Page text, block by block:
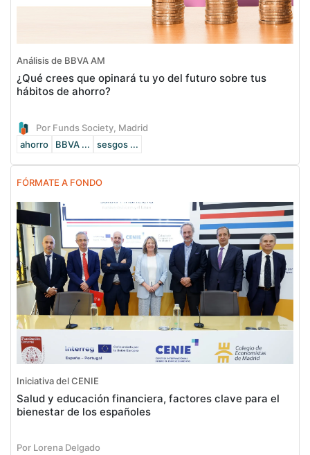
Análisis de BBVA AM
¿Qué crees que opinará tu yo del futuro sobre tus
hábitos de ahorro?
Por Funds Society, Madrid
ahorro
BBVA ... sesgos ...
FÓRMATE A FONDO
Iniciativa del CENIE
Salud y educación financiera, factores clave para el
bienestar de los españoles
Por Lorena Delgado